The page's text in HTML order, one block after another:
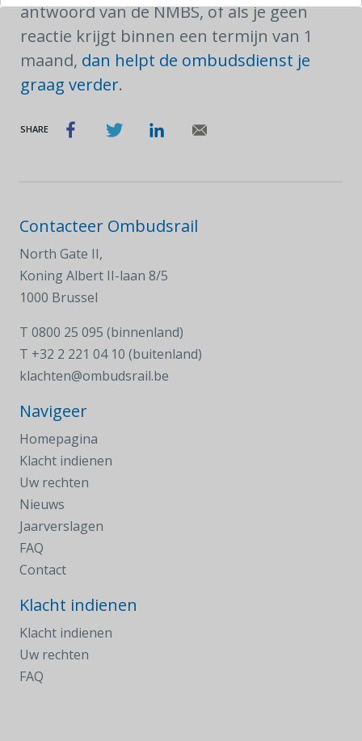
antwoord van de NMBS, of als je geen
reactie krijgt binnen een termijn van 1
maand, dan helpt de ombudsdienst je
graag verder.
SHARE
Contacteer Ombudsrail
North Gate II,
Koning Albert II-laan 8/5
1000 Brussel
T 0800 25 095 (binnenland)
T +32 2 221 04 10 (buitenland)
klachten@ombudsrail.be
Navigeer
Homepagina
Klacht indienen
Uw rechten
Nieuws
Jaarverslagen
FAQ
Contact
Klacht indienen
Klacht indienen
Uw rechten
FAQ